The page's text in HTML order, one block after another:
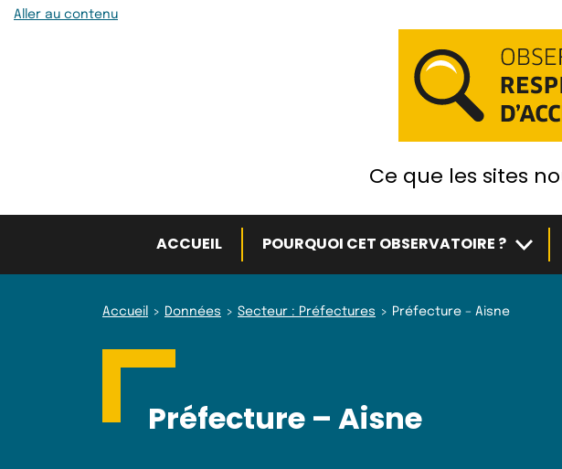
Aller au contenu
Ce que les sites
ACCUEIL POURQUOI CET OBSERVATOIRE ? Sous-
Accueil Données Secteur : Préfectures Préfecture – Aisne
Préfecture – Aisne